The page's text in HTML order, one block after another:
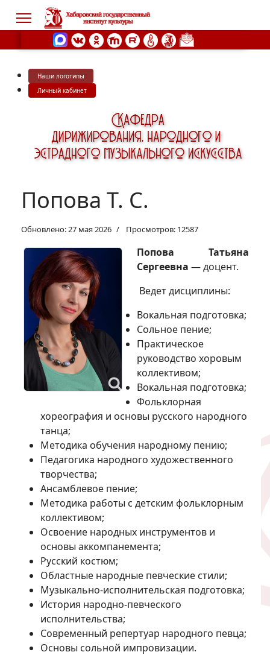
Наши логотипы
Личный кабинет
Попова Т. С.
Обновлено: 27 мая 2026 Просмотров: 12587
Попова Татьяна
Сергеевна — доцент.
Ведет дисциплины:
Вокальная подготовка;
Сольное пение;
Практическое
руководство хоровым
коллективом;
Вокальная подготовка;
Фольклорная
хореография и основы русского народного
танца;
Методика обучения народному пению;
Педагогика народного художественного
творчества;
Ансамблевое пение;
Методика работы с детским фольклорным
коллективом;
Освоение народных инструментов и
основы аккомпанемента;
Русский костюм;
Областные народные певческие стили;
Музыкально-исполнительская подготовка;
История народно-певческого
исполнительства;
Современный репертуар народного певца;
Основы сольной импровизации.